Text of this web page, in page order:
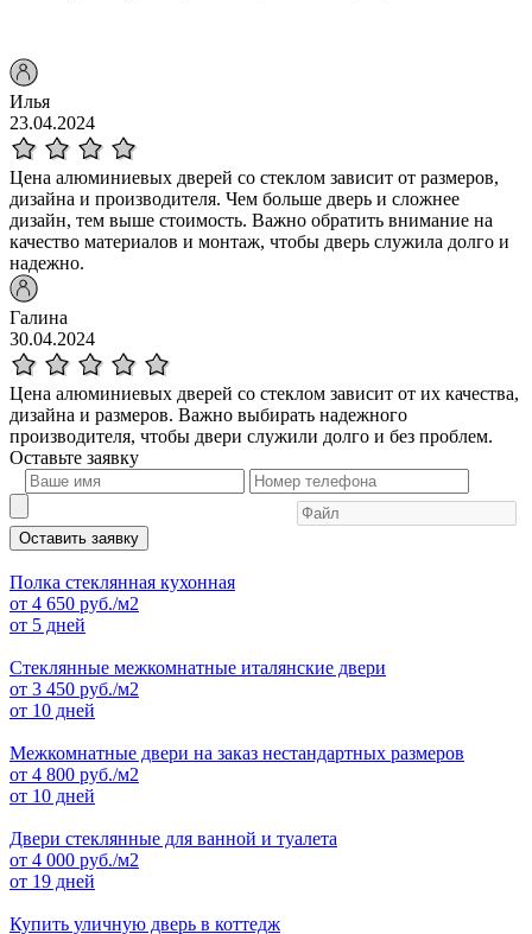
Илья
23.04.2024
Цена алюминиевых дверей со стеклом зависит от размеров,
дизайна и производителя. Чем больше дверь и сложнее
дизайн, тем выше стоимость. Важно обратить внимание на
качество материалов и монтаж, чтобы дверь служила долго и
надежно.
Галина
30.04.2024
Цена алюминиевых дверей со стеклом зависит от их качества,
дизайна и размеров. Важно выбирать надежного
производителя, чтобы двери служили долго и без проблем.
Оставьте заявку
Оставить заявку
Полка стеклянная кухонная
от 4 650 руб./м2
от 5 дней
Стеклянные межкомнатные италянские двери
от 3 450 руб./м2
от 10 дней
Межкомнатные двери на заказ нестандартных размеров
от 4 800 руб./м2
от 10 дней
Двери стеклянные для ванной и туалета
от 4 000 руб./м2
от 19 дней
Купить уличную дверь в коттедж